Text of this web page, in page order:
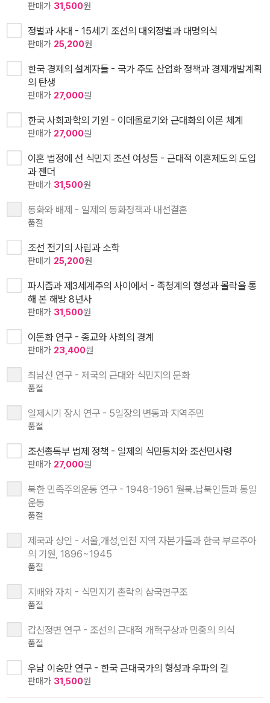
판매가 31,500원
정벌과 사대 - 15세기 조선의 대외정벌과 대명의식
판매가 25,200원
한국 경제의 설계자들 - 국가 주도 산업화 정책과 경제개발계획
의 탄생
판매가 27,000원
한국 사회과학의 기원 - 이데올로기와 근대화의 이론 체계
판매가 27,000원
이혼 법정에 선 식민지 조선 여성들 - 근대적 이혼제도의 도입
과 젠더
판매가 31,500원
동화와 배제 - 일제의 동화정책과 내선결혼
품절
조선 전기의 사림과 소학
판매가 25,200원
파시즘과 제3세계주의 사이에서 - 족청계의 형성과 몰락을 통
해 본 해방 8년사
판매가 31,500원
이돈화 연구 - 종교와 사회의 경계
판매가 23,400원
최남선 연구 - 제국의 근대와 식민지의 문화
품절
일제시기 장시 연구 - 5일장의 변동과 지역주민
품절
조선총독부 법제 정책 - 일제의 식민통치와 조선민사령
판매가 27,000원
북한 민족주의운동 연구 - 1948-1961 월북.납북인들과 통일
운동
품절
제국과 상인 - 서울,개성,인천 지역 자본가들과 한국 부르주아
의 기원, 1896~1945
품절
지배와 자치 - 식민지기 촌락의 삼국면구조
품절
갑신정변 연구 - 조선의 근대적 개혁구상과 민중의 의식
품절
우남 이승만 연구 - 한국 근대국가의 형성과 우파의 길
판매가 31,500원